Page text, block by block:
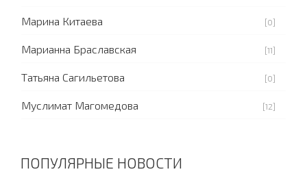
Марина Китаева [0]
Марианна Браславская [11]
Татьяна Сагильетова [0]
Муслимат Магомедова [12]
ПОПУЛЯРНЫЕ НОВОСТИ